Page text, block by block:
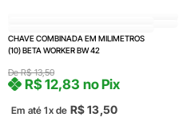
CHAVE COMBINADA EM MILIMETROS
(10) BETA WORKER BW 42
DeR$13,50
Em até 1x de R$13,50
R$12,83 no Pix